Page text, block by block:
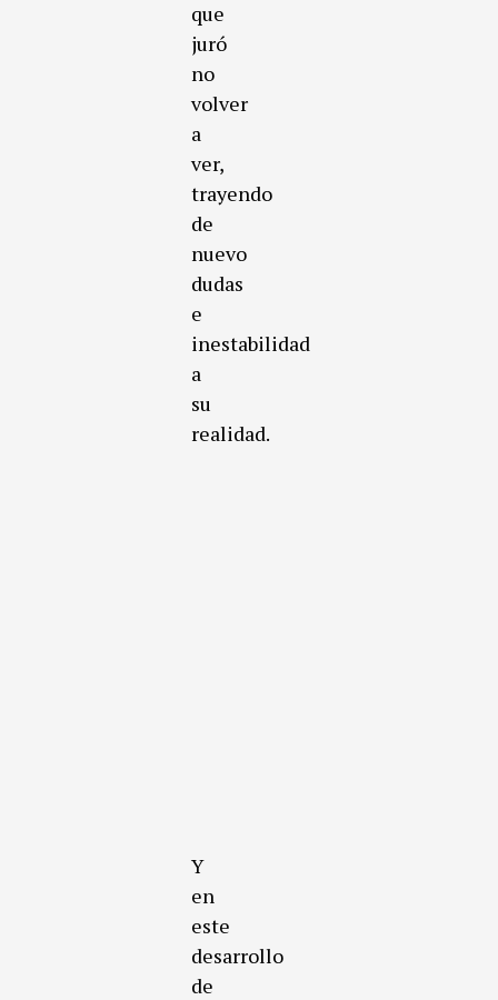
que
juró
no
volver
a
ver,
trayendo
de
nuevo
dudas
e
inestabilidad
a
su
realidad.
Y
en
este
desarrollo
de